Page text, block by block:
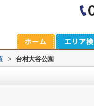
> 台村大谷公園